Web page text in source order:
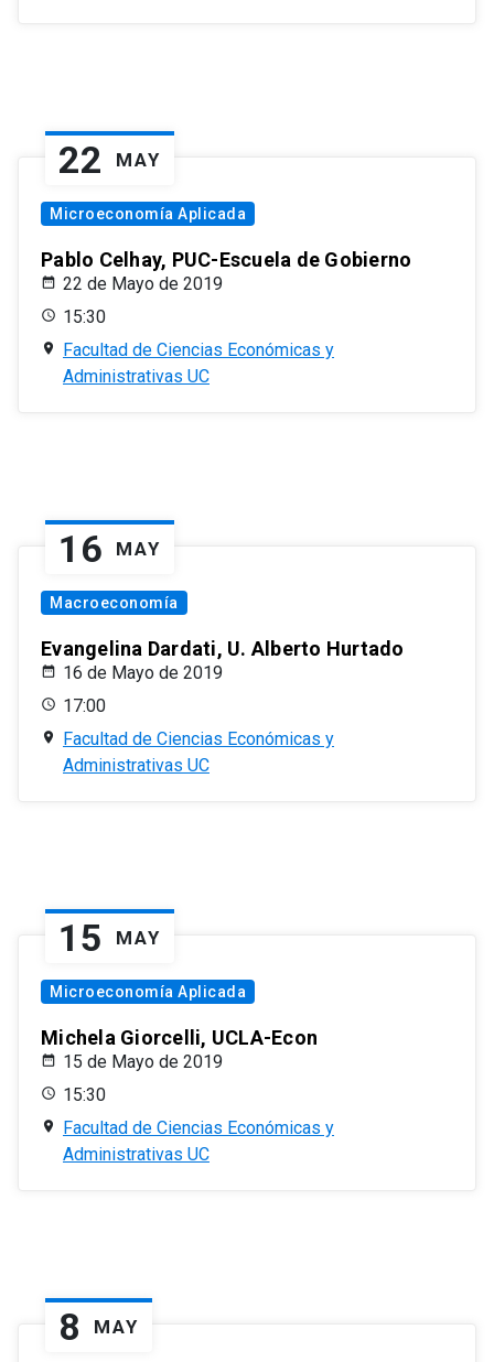
22 MAY
Microeconomía Aplicada
Pablo Celhay, PUC-Escuela de Gobierno
22 de Mayo de 2019
15:30
Facultad de Ciencias Económicas y
Administrativas UC
16 MAY
Macroeconomía
Evangelina Dardati, U. Alberto Hurtado
16 de Mayo de 2019
17:00
Facultad de Ciencias Económicas y
Administrativas UC
15 MAY
Microeconomía Aplicada
Michela Giorcelli, UCLA-Econ
15 de Mayo de 2019
15:30
Facultad de Ciencias Económicas y
Administrativas UC
8 MAY